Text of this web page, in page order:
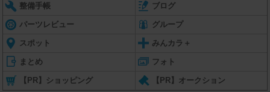
整備手帳 ブログ
パーツレビュー グループ
スポット みんカラ＋
まとめ フォト
【PR】ショッピング 【PR】オークション